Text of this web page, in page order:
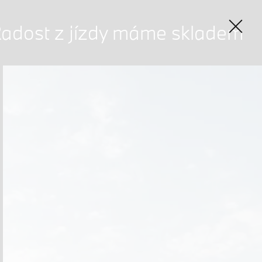
z jízdy máme skladem